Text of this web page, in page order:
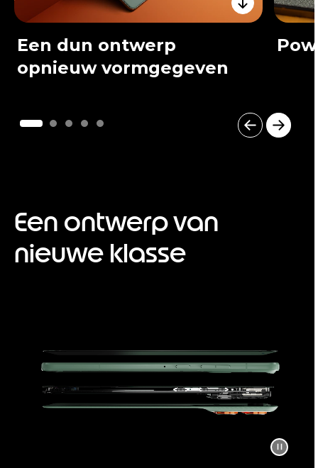
Een dun ontwerp
opnieuw vormgegeven
o
fEen ontwerp van
nieuwe klasse